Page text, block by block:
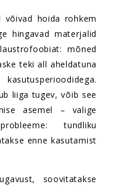
võivad hoida rohkem
hingavad materjalid
mõned
teki all aheldatuna
liiga tugev, võib see
asemel – valige
tundliku
enne kasutamist
soovitatakse